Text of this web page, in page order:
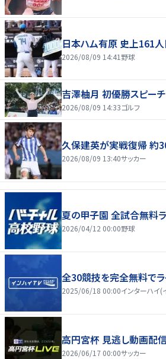
日本ハム有原 史上161
2026/08/09 14:41 野球
吉澤柚月 初優勝スピー
2026/08/09 14:33ゴルフ
久保建英が実戦復帰 約
2026/08/09 13:40サッカー
夏の甲子園 全試合無料ラ
2026/04/12 00:00野球
全30競技を完全無料でラ
2025/06/18 00:00インターハイ(
高円宮杯 見逃し動画配信
2026/06/17 00:00サッカー